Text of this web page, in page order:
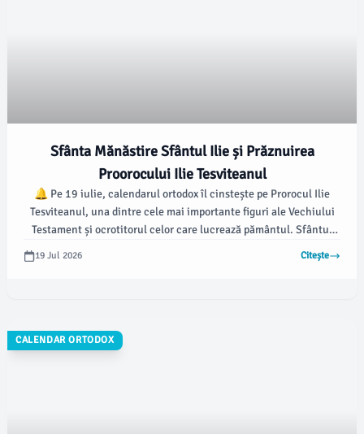
Sfânta Mănăstire Sfântul Ilie și Prăznuirea
Proorocului Ilie Tesviteanul
🔔 Pe 19 iulie, calendarul ortodox îl cinstește pe Prorocul Ilie
Tesviteanul, una dintre cele mai importante figuri ale Vechiului
Testament și ocrotitorul celor care lucrează pământul. Sfântul
Ilie este cunoscut pentru râvna lui față de Dumnezeu și a fost un
apărător fervent al monoteismului în fața practicilor păgâne.
19 Jul 2026 Citește
CALENDAR ORTODOX